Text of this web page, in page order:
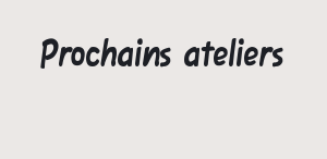
Prochains ateliers